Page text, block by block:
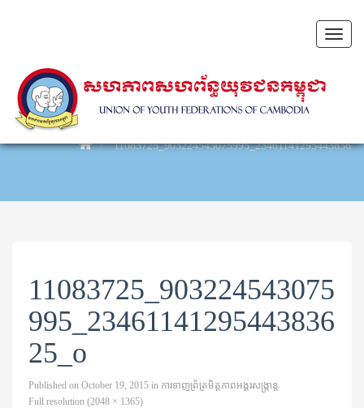
Toggle
11083725_903224543075
995_23461141295443836
25_o
Published on October 19, 2015 in ការទាញព្រ័ត្រមិត្តភាពអង្គរសង្ក្រាន្ត
Full resolution (2048 × 1365)